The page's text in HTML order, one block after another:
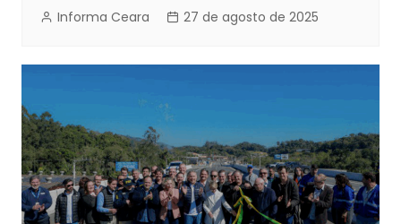
Informa Ceara 27 de agosto de 2025